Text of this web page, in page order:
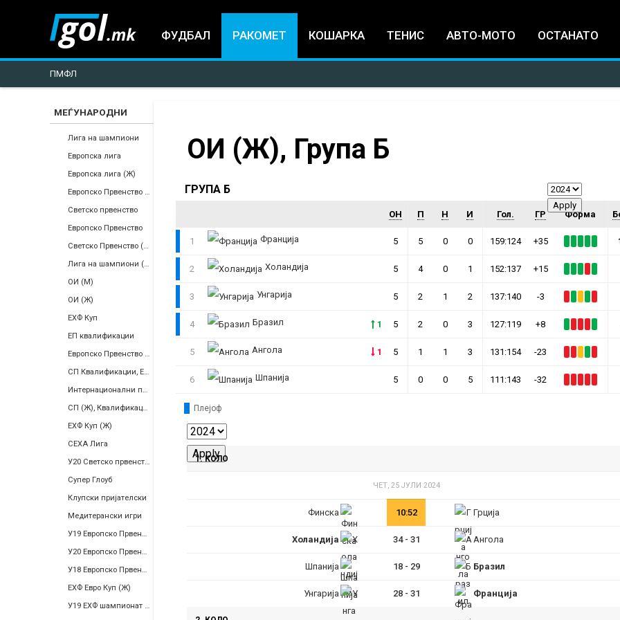
ФУДБАЛ РАКОМЕТ КОШАРКА ТЕНИС АВТО-МОТО ОСТАНАТО
ПМФЛ
You
are
here
ОИ (Ж), Група Б
ГРУПА Б
ОН П Н И Гол. ГР Форма
1 Франција 5 5 0 0 159:124 +35
2 Холандија 5 4 0 1 152:137 +15
3 Унгарија 5 2 1 2 137:140 -3
4 Бразил 1 5 2 0 3 127:119 +8
5 Ангола 1 5 1 1 3 131:154 -23
6 Шпанија 5 0 0 5 111:143 -32
Плејоф
1. КОЛО
ЧЕТ, 25 ЈУЛИ 2024
Финска 10:52 Грција
Холандија 34- 31 Ангола
Шпанија 18- 29 Бразил
Унгарија 28- 31 Франција
МЕЃУНАРОДНИ
Лига на шампиони
Европска лига
Европска лига (Ж)
Европско Првенство (Ж)
Светско првенство
Европско Првенство
Светско Првенство (Ж)
Лига на шампиони (Ж)
ОИ (М)
ОИ (Ж)
ЕХФ Куп
ЕП квалификации
Европско Првенство Квалификации (Ж)
СП Квалификации, Европа
Интернационални пријателски
СП (Ж), Квалификации
ЕХФ Куп (Ж)
СЕХА Лига
У20 Светско првенство (Ж)
Супер Глоуб
Клупски пријателски
Медитерански игри
У19 Европско Првенство (Ж)
У20 Европско Првенство
У18 Европско Првенство
ЕХФ Евро Куп (Ж)
У19 ЕХФ шампионат (ж), Див. 2